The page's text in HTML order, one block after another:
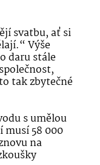
svatbu, ať si
Výše
daru stále
tak zbytečné
s umělou
musí 58 000
na